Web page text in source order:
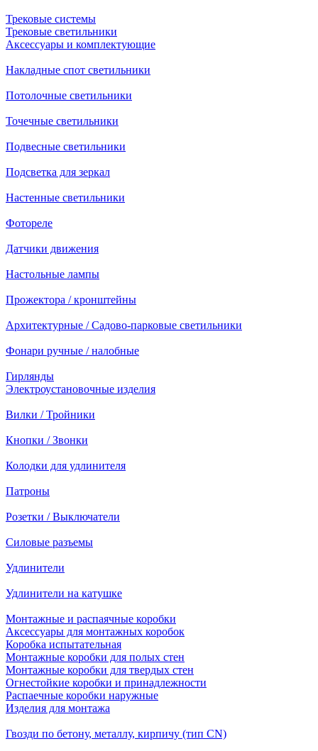
Трековые системы
Трековые светильники
Аксессуары и комплектующие
Накладные спот светильники
Потолочные светильники
Точечные светильники
Подвесные светильники
Подсветка для зеркал
Настенные светильники
Фотореле
Датчики движения
Настольные лампы
Прожектора / кронштейны
Архитектурные / Садово-парковые светильники
Фонари ручные / налобные
Гирлянды
Электроустановочные изделия
Вилки / Тройники
Кнопки / Звонки
Колодки для удлинителя
Патроны
Розетки / Выключатели
Силовые разъемы
Удлинители
Удлинители на катушке
Монтажные и распаячные коробки
Аксессуары для монтажных коробок
Коробка испытательная
Монтажные коробки для полых стен
Монтажные коробки для твердых стен
Огнестойкие коробки и принадлежности
Распаечные коробки наружные
Изделия для монтажа
Гвозди по бетону, металлу, кирпичу (тип CN)